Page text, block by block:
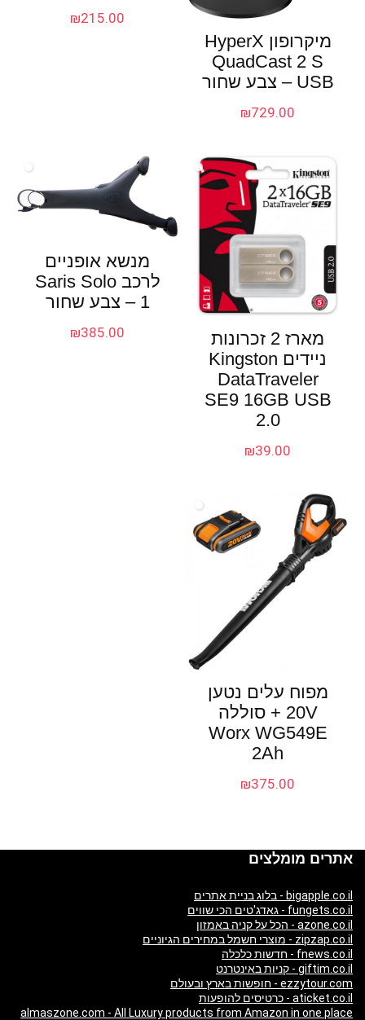
מיקרופון HyperX
QuadCast 2 S
USB – צבע שחור
₪729.00
₪215.00
מארז 2 זכרונות
ניידים Kingston
DataTraveler
SE9 16GB USB
2.0
₪39.00
מנשא אופניים
לרכב Saris Solo
1 – צבע שחור
₪385.00
מפוח עלים נטען
20V + סוללה
Worx WG549E
2Ah
₪375.00
אתרים מומלצים
bigapple.co.il - בלוג בניית אתרים
fungets.co.il - גאדג'טים הכי שווים
azone.co.il - הכל על קניה באמזון
zipzap.co.il - מוצרי חשמל במחירים הגיוניים
fnews.co.il - חדשות כלכלה
giftim.co.il - קניות באינטרנט
ezzytour.com - חופשות בארץ ובעולם
aticket.co.il - כרטיסים להופעות
almaszone.com - All Luxury products from Amazon in one place